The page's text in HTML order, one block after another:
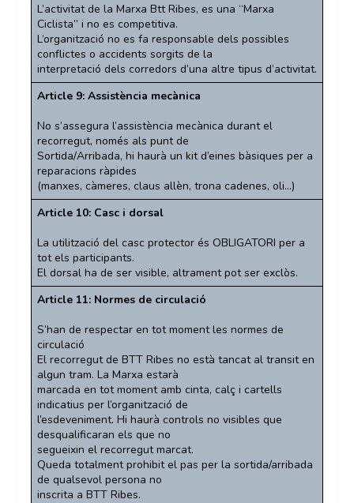
L’activitat de la Marxa Btt Ribes, es una “Marxa
Ciclista” i no es competitiva.
L’organització no es fa responsable dels possibles
conflictes o accidents sorgits de la
interpretació dels corredors d’una altre tipus d’activitat.
Article 9: Assistència mecànica
No s’assegura l’assistència mecànica durant el
recorregut, només als punt de
Sortida/Arribada, hi haurà un kit d’eines bàsiques per a
reparacions ràpides
(manxes, càmeres, claus allèn, trona cadenes, oli…)
Article 10: Casc i dorsal
La utilització del casc protector és OBLIGATORI per a
tot els participants.
El dorsal ha de ser visible, altrament pot ser exclòs.
Article 11: Normes de circulació
S’han de respectar en tot moment les normes de
circulació
El recorregut de BTT Ribes no està tancat al transit en
algun tram. La Marxa estarà
marcada en tot moment amb cinta, calç i cartells
indicatius per l’organització de
l’esdeveniment. Hi haurà controls no visibles que
desqualificaran els que no
segueixin el recorregut marcat.
Queda totalment prohibit el pas per la sortida/arribada
de qualsevol persona no
inscrita a BTT Ribes.